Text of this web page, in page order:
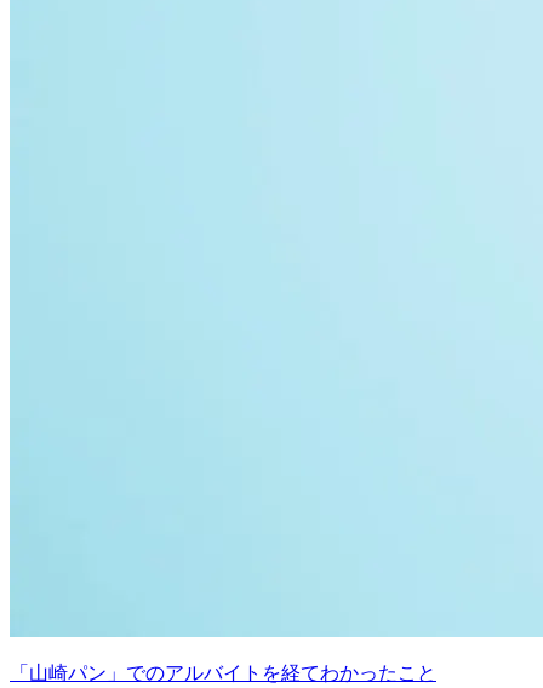
「山崎パン」でのアルバイトを経てわかったこと